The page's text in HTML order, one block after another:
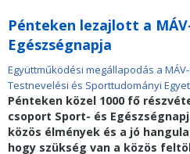
Pénteken lezajlott a
Egészségnapja
Együttműködési megállapodás a
Testnevelési és Sporttudományi
Pénteken közel 1000 fő
csoport Sport- és
közös élmények és a jó
hogy szükség van a közös